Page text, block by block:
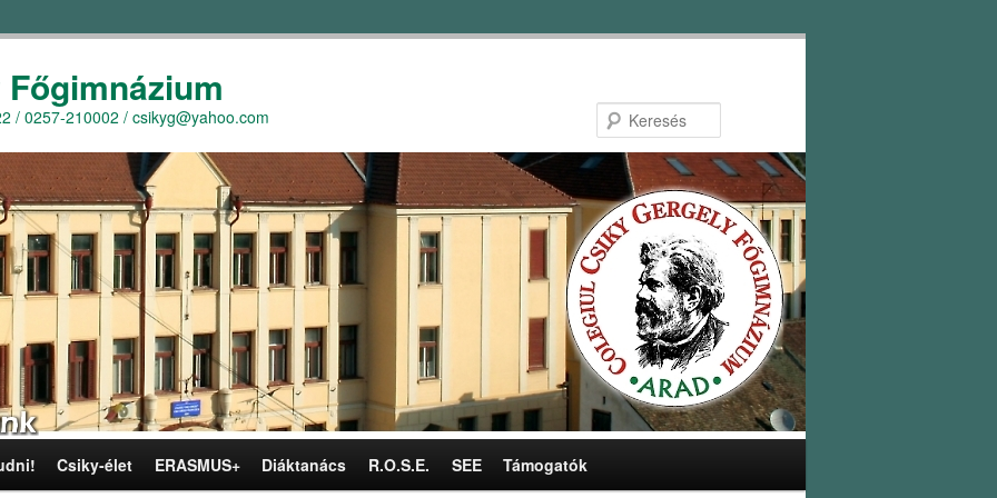
/ 0257-210002 / csikyg@yahoo.com
Csiky-élet ERASMUS+ Diáktanács R.O.S.E. SEE Támogatók